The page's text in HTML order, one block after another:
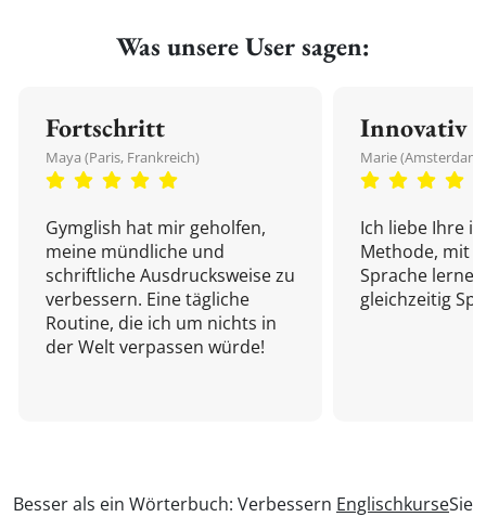
Was unsere User sagen:
Fortschritt
Maya (Paris, Frankreich)
Gymglish hat mir geholfen,
meine mündliche und
schriftliche Ausdrucksweise zu
verbessern. Eine tägliche
Routine, die ich um nichts in
der Welt verpassen würde!
Innovativ
Marie
Ich liebe Ihre
Methode, mit
Sprache
gleichzeitig
Besser als ein Wörterbuch: Verbessern EnglischkurseSie